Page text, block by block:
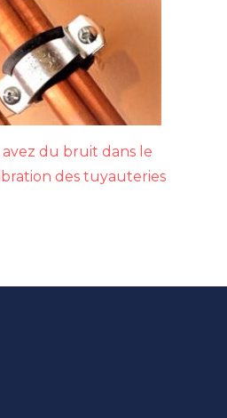
avez du bruit dans le
des tuyauteries